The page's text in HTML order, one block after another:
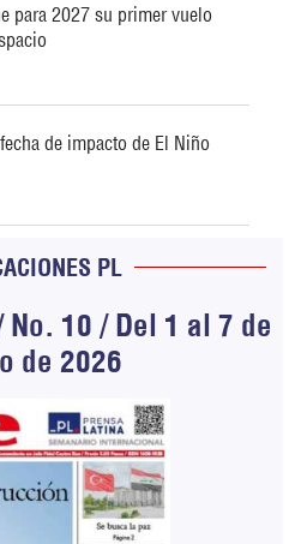
para 2027 su primer vuelo
de impacto de El Niño
PL
No. 10 / Del 1 al 7 de
de 2026